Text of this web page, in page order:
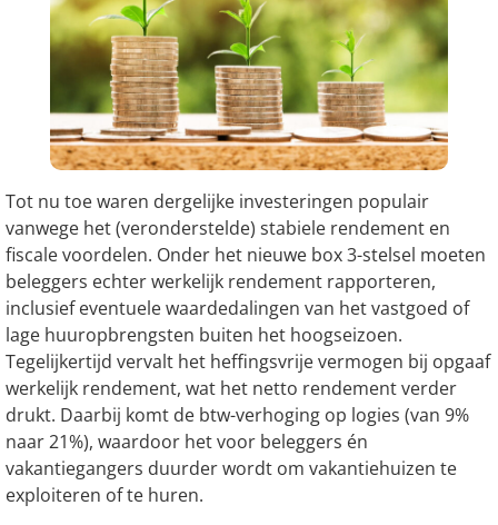
Tot nu toe waren dergelijke investeringen populair
vanwege het (veronderstelde) stabiele rendement en
fiscale voordelen. Onder het nieuwe box 3-stelsel moeten
beleggers echter werkelijk rendement rapporteren,
inclusief eventuele waardedalingen van het vastgoed of
lage huuropbrengsten buiten het hoogseizoen.
Tegelijkertijd vervalt het heffingsvrije vermogen bij opgaaf
werkelijk rendement, wat het netto rendement verder
drukt. Daarbij komt de btw-verhoging op logies (van 9%
naar 21%), waardoor het voor beleggers én
vakantiegangers duurder wordt om vakantiehuizen te
exploiteren of te huren.